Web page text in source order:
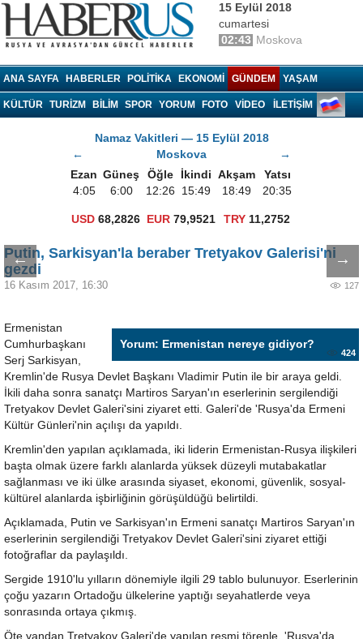
15 Eylül 2018
cumartesi
02:43 Moskova
ANA SAYFA HABERLER POLITIKA EKONOMI GÜNDEM YAŞAM
KÜLTÜR TURIZM BILIM SPOR YORUM FOTO VIDEO İLETİŞİM
Namaz Vakitleri — 15 Eylül 2018
←
Moskova
→
Ezan Güneş Öğle İkindi Akşam
Yatsı
4:05
6:00 12:26 15:49 18:49 20:35
USD 68,2826 EUR 79,9521 TRY 11,2752
← →
Putin, Sarkisyan'la beraber Tretyakov Galerisi'ni
gezdi
16 Kasım 2017, 16:30 127
Yorum: Ermenistan nereye gidiyor?
424
Ermenistan
Cumhurbaşkanı
Serj Sarkisyan,
Kremlin'de Rusya Devlet Başkanı Vladimir Putin ile bir araya geldi.
İkili daha sonra sanatçı Martiros Saryan'ın eserlerinin sergilendiği
Tretyakov Devlet Galeri'sini ziyaret etti. Galeri'de 'Rusya'da Ermeni
Kültür Günleri'nin açılışı da yapıldı.
Kremlin'den yapılan açıklamada, iki liderin Ermenistan-Rusya ilişkileri
başta olmak üzere farklı alanlarda yüksek düzeyli mutabakatlar
sağlanması ve iki ülke arasında siyaset, ekonomi, güvenlik, sosyal-
kültürel alanlarda işbirliğinin görüşüldüğü belirtildi.
Açıklamada, Putin ve Sarkisyan'ın Ermeni sanatçı Martiros Saryan'ın
eserlerinin sergilendiği Tretyakov Devlet Galeri'sini ziyaret ettiği
fotoğraflar da paylaşıldı.
Sergide 1910'lu yılların dönemiyle ilgili 29 tablo bulunuyor. Eserlerinin
çoğu yazarın Ortadoğu ülkelerine yaptığı seyahatlerde veya
sonrasında ortaya çıkmış.
Öte yandan Tretyakov Galeri'de yapılan resmi törenle, 'Rusya'da